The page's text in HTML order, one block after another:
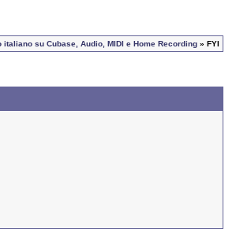
su Cubase, Audio, MIDI e Home Recording » FYI